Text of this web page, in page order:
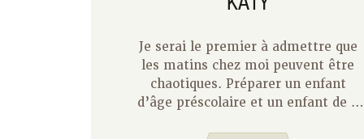
Je serai le premier à admettre que
les matins chez moi peuvent être
chaotiques. Préparer un enfant
d’âge préscolaire et un enfant de 9